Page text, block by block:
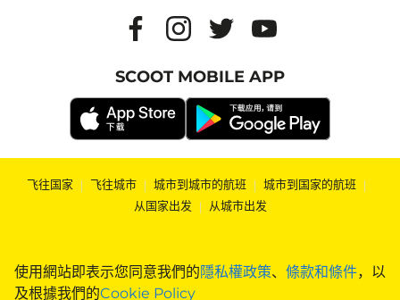
使用網站即表示您同意我們的隱私權政策、 條款和條件，以
及根據我們的Cookie Policy
SCOOT MOBILE APP
飞往国家 | 飞往城市 | 城市到城市的航班 | 城市到国家的航班 |
从国家出发 | 从城市出发